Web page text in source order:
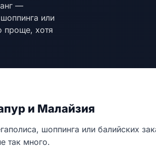
—
или
проще, хотя
и Малайзия
шоппинга или балийских
так много.